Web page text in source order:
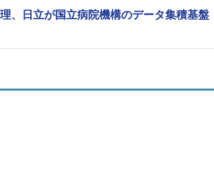
、日立が国立病院機構のデータ集積基盤